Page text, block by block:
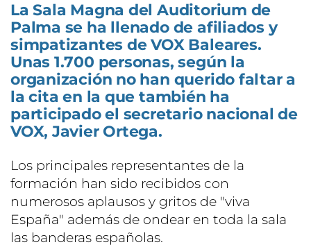
La Sala Magna del Auditorium de
Palma se ha llenado de afiliados y
simpatizantes de VOX Baleares.
Unas 1.700 personas, según la
organización no han querido faltar a
la cita en la que también ha
participado el secretario nacional de
VOX, Javier Ortega.
Los principales representantes de la
formación han sido recibidos con
numerosos aplausos y gritos de "viva
España" además de ondear en toda la sala
las banderas españolas.